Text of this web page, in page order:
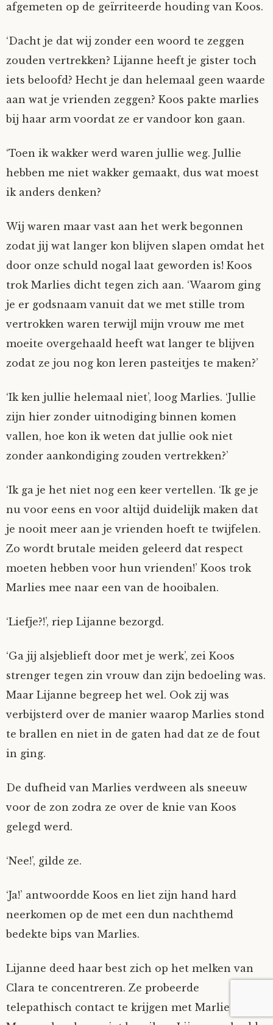
afgemeten op de geïrriteerde houding van Koos.
‘Dacht je dat wij zonder een woord te zeggen
zouden vertrekken? Lijanne heeft je gister toch
iets beloofd? Hecht je dan helemaal geen waarde
aan wat je vrienden zeggen? Koos pakte marlies
bij haar arm voordat ze er vandoor kon gaan.
‘Toen ik wakker werd waren jullie weg. Jullie
hebben me niet wakker gemaakt, dus wat moest
ik anders denken?
Wij waren maar vast aan het werk begonnen
zodat jij wat langer kon blijven slapen omdat het
door onze schuld nogal laat geworden is! Koos
trok Marlies dicht tegen zich aan. ‘Waarom ging
je er godsnaam vanuit dat we met stille trom
vertrokken waren terwijl mijn vrouw me met
moeite overgehaald heeft wat langer te blijven
zodat ze jou nog kon leren pasteitjes te maken?’
‘Ik ken jullie helemaal niet’, loog Marlies. ‘Jullie
zijn hier zonder uitnodiging binnen komen
vallen, hoe kon ik weten dat jullie ook niet
zonder aankondiging zouden vertrekken?’
‘Ik ga je het niet nog een keer vertellen. ‘Ik ge je
nu voor eens en voor altijd duidelijk maken dat
je nooit meer aan je vrienden hoeft te twijfelen.
Zo wordt brutale meiden geleerd dat respect
moeten hebben voor hun vrienden!’ Koos trok
Marlies mee naar een van de hooibalen.
‘Liefje?!’, riep Lijanne bezorgd.
‘Ga jij alsjeblieft door met je werk’, zei Koos
strenger tegen zin vrouw dan zijn bedoeling was.
Maar Lijanne begreep het wel. Ook zij was
verbijsterd over de manier waarop Marlies stond
te brallen en niet in de gaten had dat ze de fout
in ging.
De dufheid van Marlies verdween als sneeuw
voor de zon zodra ze over de knie van Koos
gelegd werd.
‘Nee!’, gilde ze.
‘Ja!’ antwoordde Koos en liet zijn hand hard
neerkomen op de met een dun nachthemd
bedekte bips van Marlies.
Lijanne deed haar best zich op het melken van
Clara te concentreren. Ze probeerde
telepathisch contact te krijgen met Marlies.